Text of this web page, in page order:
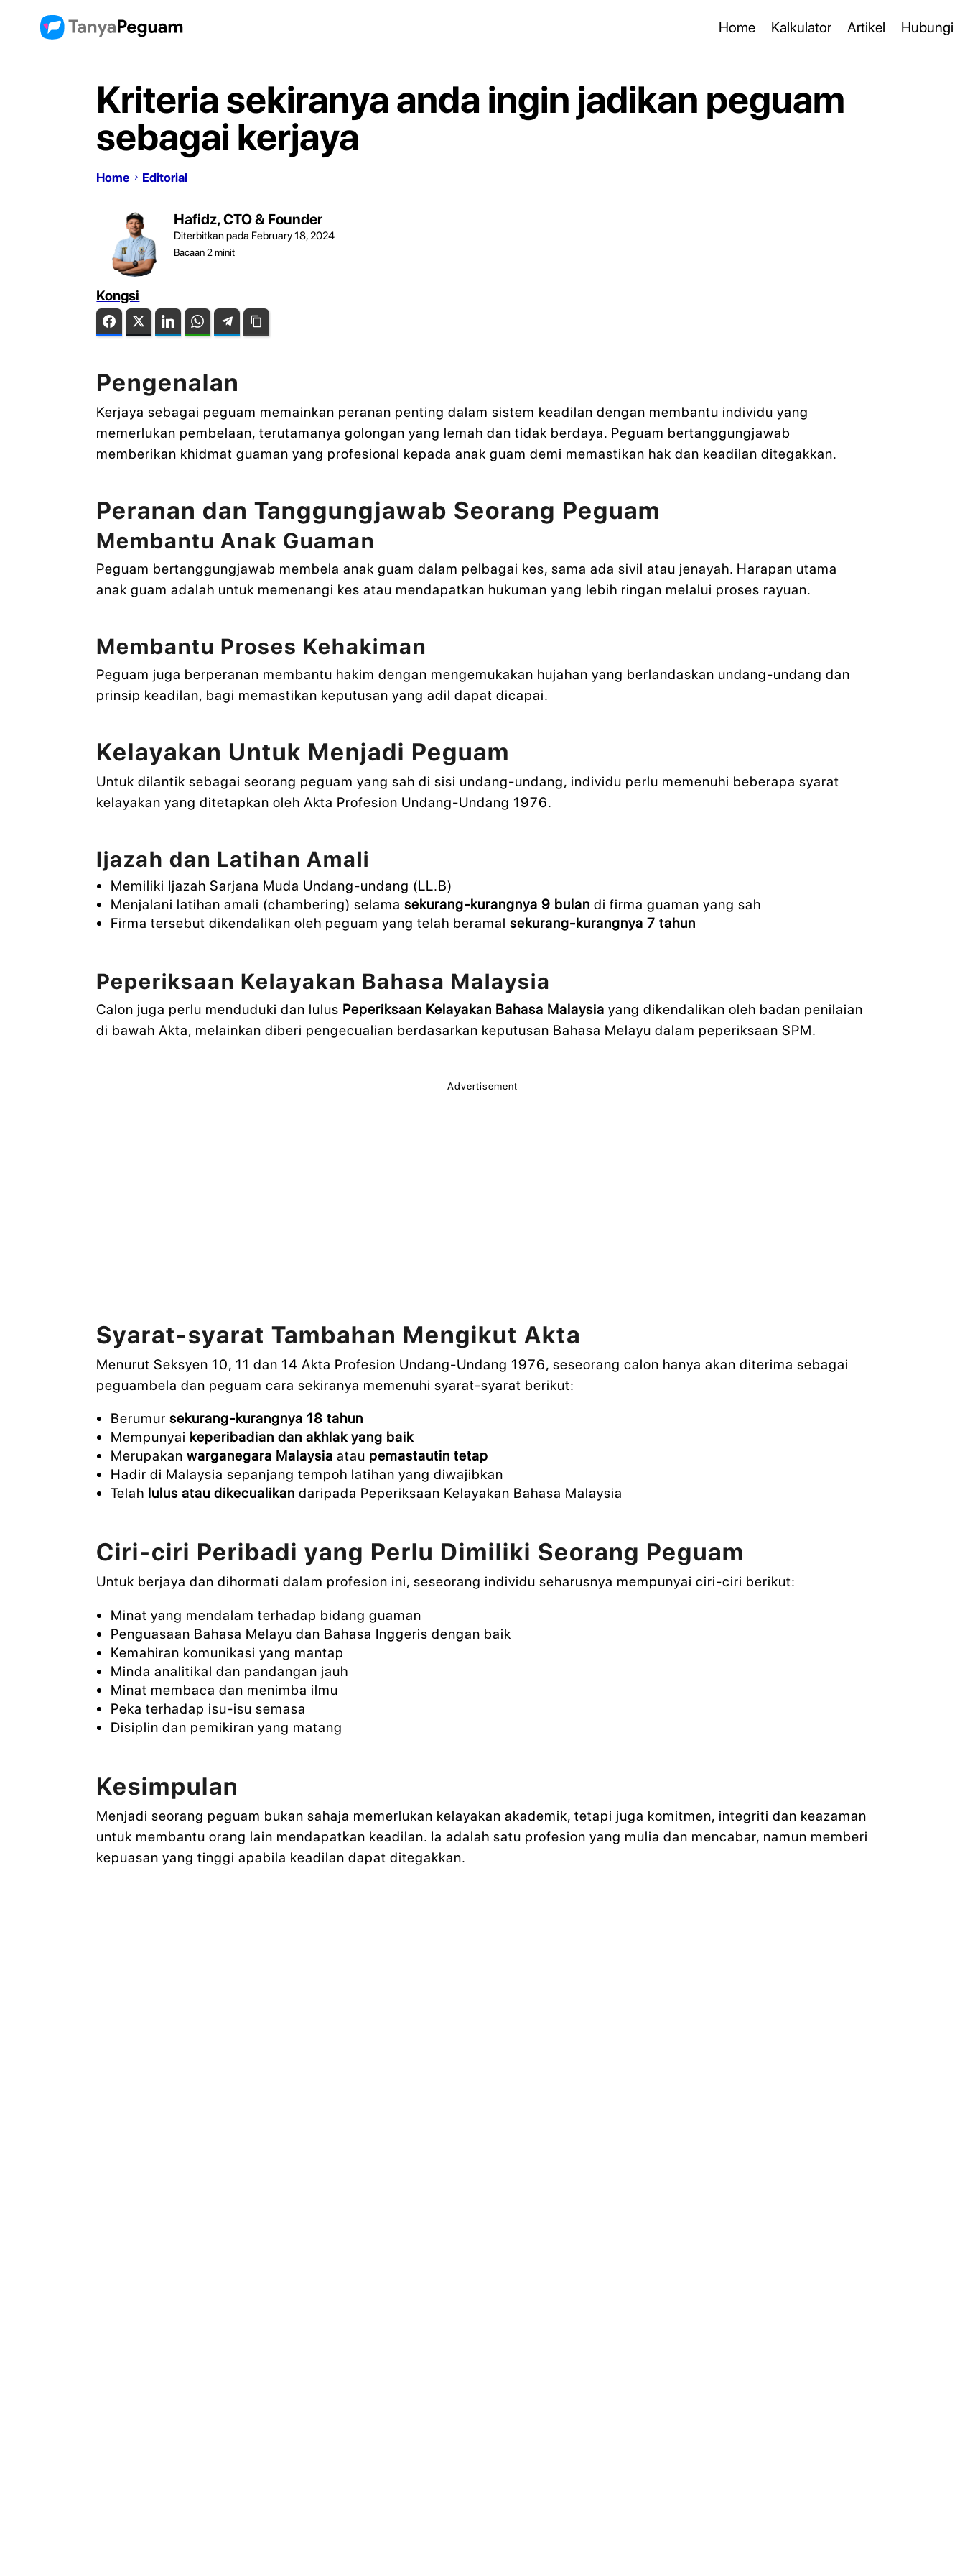
Home Kalkulator Artikel Hubungi
Kriteria sekiranya anda ingin jadikan peguam
sebagai kerjaya
Home Editorial
Hafidz, CTO & Founder
Diterbitkan pada February 18, 2024
Bacaan2 minit
Kongsi
FacebookTwitter LinkedIn WhatsAppTelegram
Pengenalan
Kerjaya sebagai peguam memainkan peranan penting dalam sistem keadilan dengan membantu individu yang
memerlukan pembelaan, terutamanya golongan yang lemah dan tidak berdaya. Peguam bertanggungjawab
memberikan khidmat guaman yang profesional kepada anak guam demi memastikan hak dan keadilan ditegakkan.
Peranan dan Tanggungjawab Seorang Peguam
Membantu Anak Guaman
Peguam bertanggungjawab membela anak guam dalam pelbagai kes, sama ada sivil atau jenayah. Harapan utama
anak guam adalah untuk memenangi kes atau mendapatkan hukuman yang lebih ringan melalui proses rayuan.
Membantu Proses Kehakiman
Peguam juga berperanan membantu hakim dengan mengemukakan hujahan yang berlandaskan undang-undang dan
prinsip keadilan, bagi memastikan keputusan yang adil dapat dicapai.
Kelayakan Untuk Menjadi Peguam
Untuk dilantik sebagai seorang peguam yang sah di sisi undang-undang, individu perlu memenuhi beberapa syarat
kelayakan yang ditetapkan oleh Akta Profesion Undang-Undang 1976.
Ijazah dan Latihan Amali
Memiliki Ijazah Sarjana Muda Undang-undang (LL.B)
Menjalani latihan amali (chambering) selama sekurang-kurangnya 9 bulan di firma guaman yang sah
Firma tersebut dikendalikan oleh peguam yang telah beramal sekurang-kurangnya 7 tahun
Peperiksaan Kelayakan Bahasa Malaysia
Calon juga perlu menduduki dan lulus Peperiksaan Kelayakan Bahasa Malaysia yang dikendalikan oleh badan penilaian
di bawah Akta, melainkan diberi pengecualian berdasarkan keputusan Bahasa Melayu dalam peperiksaan SPM.
Advertisement
Syarat-syarat Tambahan Mengikut Akta
Menurut Seksyen 10, 11 dan 14 Akta Profesion Undang-Undang 1976, seseorang calon hanya akan diterima sebagai
peguambela dan peguam cara sekiranya memenuhi syarat-syarat berikut:
Berumur sekurang-kurangnya 18 tahun
Mempunyai keperibadian dan akhlak yang baik
Merupakan warganegara Malaysia atau pemastautin tetap
Hadir di Malaysia sepanjang tempoh latihan yang diwajibkan
Telah lulus atau dikecualikan daripada Peperiksaan Kelayakan Bahasa Malaysia
Ciri-ciri Peribadi yang Perlu Dimiliki Seorang Peguam
Untuk berjaya dan dihormati dalam profesion ini, seseorang individu seharusnya mempunyai ciri-ciri berikut:
Minat yang mendalam terhadap bidang guaman
Penguasaan Bahasa Melayu dan Bahasa Inggeris dengan baik
Kemahiran komunikasi yang mantap
Minda analitikal dan pandangan jauh
Minat membaca dan menimba ilmu
Peka terhadap isu-isu semasa
Disiplin dan pemikiran yang matang
Kesimpulan
Menjadi seorang peguam bukan sahaja memerlukan kelayakan akademik, tetapi juga komitmen, integriti dan keazaman
untuk membantu orang lain mendapatkan keadilan. Ia adalah satu profesion yang mulia dan mencabar, namun memberi
kepuasan yang tinggi apabila keadilan dapat ditegakkan.